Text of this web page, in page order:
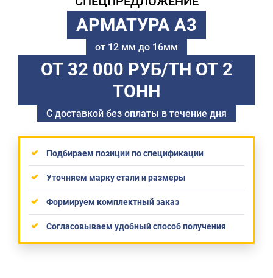
АРМАТУРА А3
от 12 мм до 16мм
ОТ 32 000 РУБ/ТН ОТ 2
ТОНН
С доставкой без оплаты в течение дня
Подбираем позиции по спецификации
Уточняем марку стали и размеры
Формируем комплектный заказ
Согласовываем удобный способ получения